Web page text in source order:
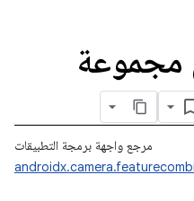
مرجع واجهة برمجة التطبيقات